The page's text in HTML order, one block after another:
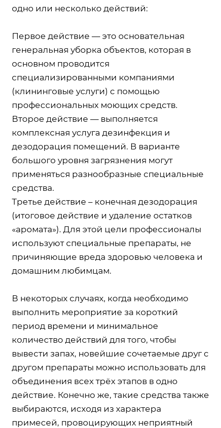
одно или несколько действий:
Первое действие — это основательная
генеральная уборка объектов, которая в
основном проводится
специализированными компаниями
(клининговые услуги) с помощью
профессиональных моющих средств.
Второе действие — выполняется
комплексная услуга дезинфекция и
дезодорация помещений. В варианте
большого уровня загрязнения могут
применяться разнообразные специальные
средства.
Третье действие – конечная дезодорация
(итоговое действие и удаление остатков
«аромата»). Для этой цели профессионалы
используют специальные препараты, не
причиняющие вреда здоровью человека и
домашним любимцам.
В некоторых случаях, когда необходимо
выполнить мероприятие за короткий
период времени и минимальное
количество действий для того, чтобы
вывести запах, новейшие сочетаемые друг с
другом препараты можно использовать для
объединения всех трёх этапов в одно
действие. Конечно же, такие средства также
выбираются, исходя из характера
примесей, провоцирующих неприятный